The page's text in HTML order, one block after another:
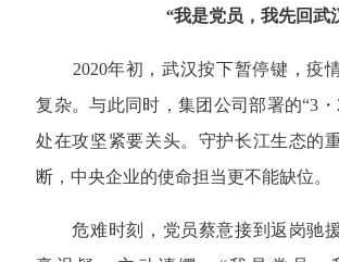
“我是党员，我先回武
2020年初，武汉按下暂停键，疫
复杂。与此同时，集团公司部署的“3
处在攻坚紧要关头。守护长江生态的
断，中央企业的使命担当更不能缺位。
危难时刻，党员蔡意接到返岗驰